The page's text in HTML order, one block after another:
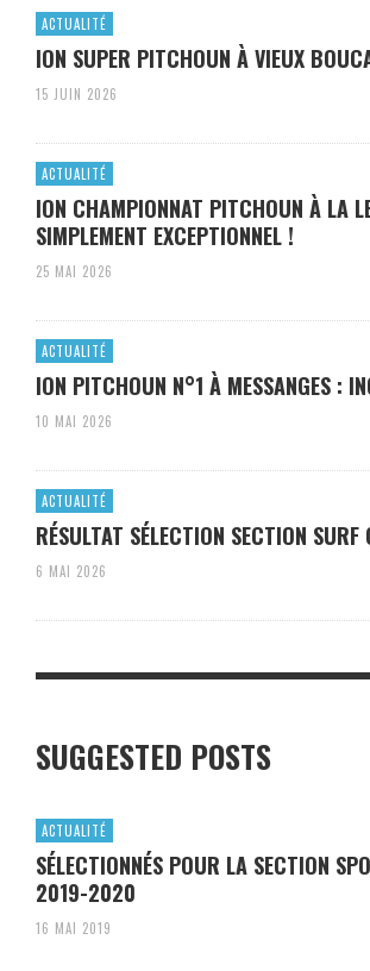
ACTUALITÉ
ION SUPER PITCHOUN À VIEUX
15 JUIN 2026
ACTUALITÉ
ION CHAMPIONNAT PITCHOUN À LA
SIMPLEMENT EXCEPTIONNEL !
25 MAI 2026
ACTUALITÉ
ION PITCHOUN N°1 À MESSANGES :
10 MAI 2026
ACTUALITÉ
RÉSULTAT SÉLECTION SECTION SURF
6 MAI 2026
SUGGESTED POSTS
ACTUALITÉ
SÉLECTIONNÉS POUR LA SECTION
2019-2020
16 MAI 2019